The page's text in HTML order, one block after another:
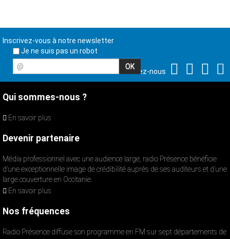
Inscrivez-vous à notre newsletter
Je ne suis pas un robot
@
Suivez-nous
Qui sommes-nous ?
En savoir plus
Devenir partenaire
Média professionnel avec une audience large, radio Présence bénéficie
d’une exceptionnelle image de crédibilité auprès de ses auditeurs et d’une
large couverture en Occitanie.
En savoir plus
Nos fréquences
Radio Présence diffuse son programme en FM sur sept départements de